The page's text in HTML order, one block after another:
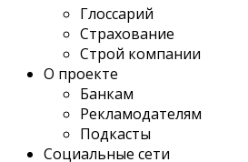
Глоссарий
Страхование
Строй компании
О проекте
Банкам
Рекламодателям
Подкасты
Социальные сети